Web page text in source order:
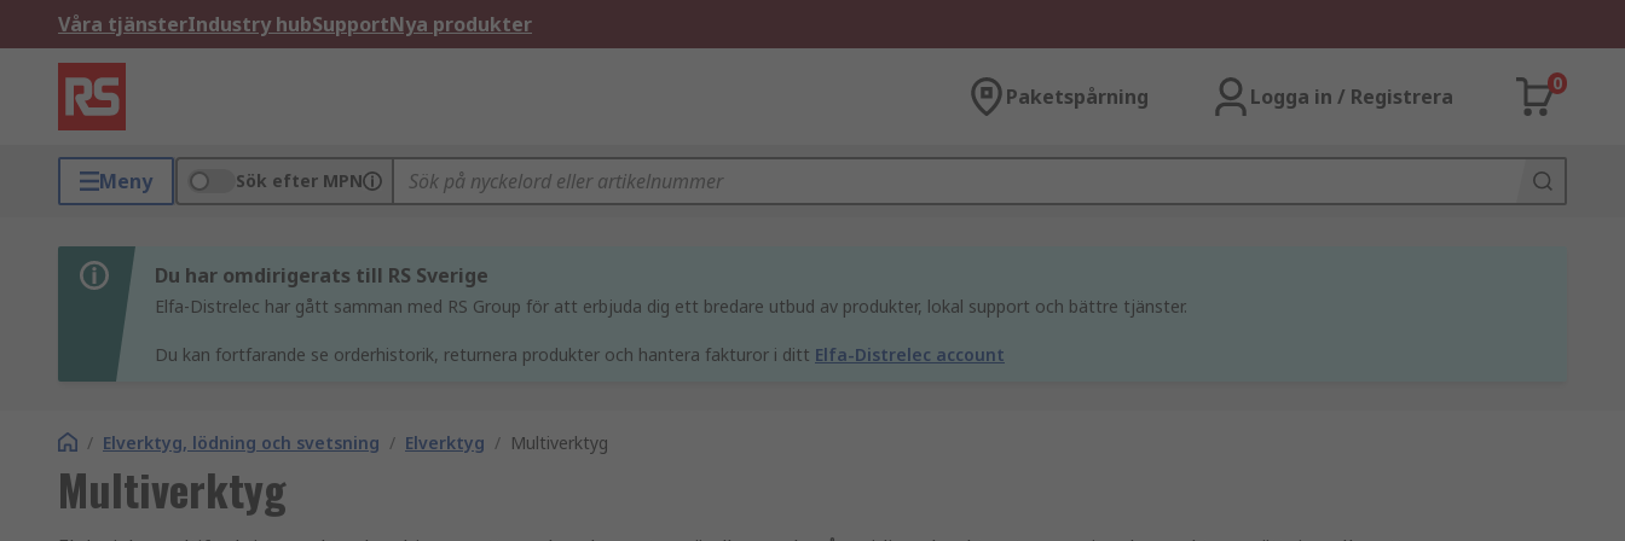
Våra tjänsterIndustry hubSupportNya produkter
Paketspårning Logga in / Registrera
0
Meny Sök efter MPN
Du har omdirigerats till RS Sverige
Elfa-Distrelec har gått samman med RS Group för att erbjuda dig ett bredare utbud av produkter, lokal support och bättre tjänster.
Du kan fortfarande se orderhistorik, returnera produkter och hantera fakturor i ditt Elfa-Distrelec account
/ Elverktyg, lödning och svetsning / Elverktyg / Multiverktyg
Multiverktyg